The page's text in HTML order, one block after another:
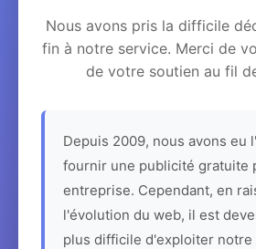
Nous avons pris la difficile
fin à notre service. Merci de
de votre soutien au fil
Depuis 2009, nous avons eu
fournir une publicité gratuite
entreprise. Cependant, en
l'évolution du web, il est
plus difficile d'exploiter notre